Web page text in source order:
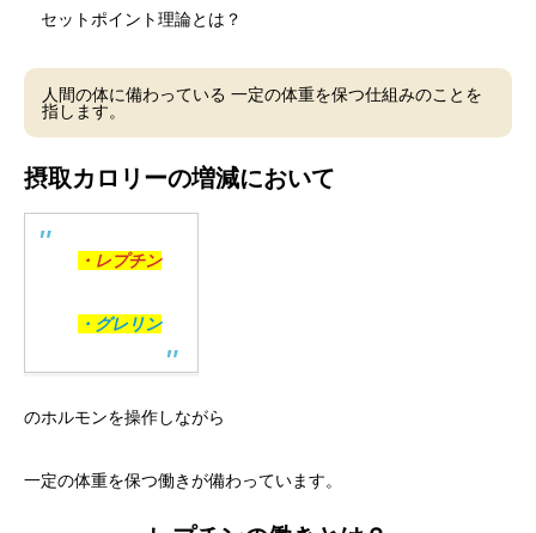
セットポイント理論とは？
人間の体に備わっている 一定の体重を保つ仕組みのことを
指します。
摂取カロリーの増減において
・レプチン
・グレリン
のホルモンを操作しながら
一定の体重を保つ働きが備わっています。